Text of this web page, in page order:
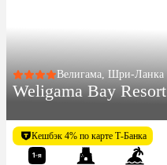
Велигама, Шри-Ланка
Weligama Bay Resort
Кешбэк 4% по карте Т-Банка